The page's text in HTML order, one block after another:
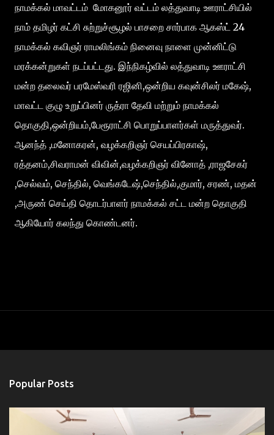
நாமக்கல் மாவட்டம் மோகனூர் வட்டம் லத்துவாடி ஊராட்சியில்
நாம் தமிழர் கட்சி சுற்றுச்சூழல் பாசறை சார்பாக ஆகஸ்ட் 24
நாமக்கல் கவிஞர் ராமலிங்கம் நினைவு நாளை முன்னிட்டு
மரக்கன்றுகள் நடப்பட்டது. இந்நிகழ்வில் லத்துவாடி ஊராட்சி
மன்ற தலைவர் பரமேஸ்வரி ரஜினி,ஒன்றிய கவுன்சிலர் மகேஷ்,
மாவட்ட குழு உறுப்பினர் ருத்ரா தேவி மற்றும் நாமக்கல்
தொகுதி,ஒன்றியம்,பேரூராட்சி பொறுப்பாளர்கள் மருத்துவர்.
ஆனந்த் ,மனோகரன், வழக்கறிஞர் செயப்பிரகாஷ்,
ரத்தனம்,சிவராமன் விவின்,வழக்கறிஞர் வினோத் ,ராஜசேகர்
,செல்வம், செந்தில், வெங்கடேஷ்,செந்தில்,குமார், சரண், மதன்
,அருண் செய்தி தொடர்பாளர் நாமக்கல் சட்ட மன்ற தொகுதி
ஆகியோர் கலந்து கொண்டனர்.
Popular Posts